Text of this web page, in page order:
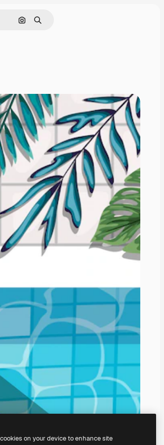
Nach Bild suchen
Suchen
on your device to enhance site